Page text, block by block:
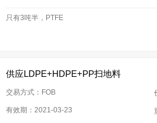
只有3吨半，PTFE
供应LDPE+HDPE+PP扫地料
交易方式：FOB
有效期：2021-03-23